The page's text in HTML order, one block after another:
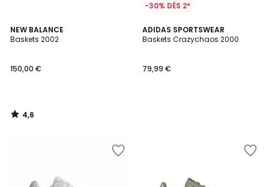
NEW BALANCE
Baskets 2002
150,00 €
4,6
/ 5
4,6
/
-30% DÈS 2*
ADIDAS SPORTSWEAR
Baskets Crazychaos 2000
79,99 €